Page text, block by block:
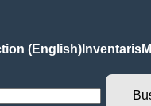
(English)Inventaris